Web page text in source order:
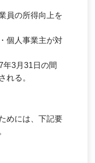
員の所得向上を
個人事業主が対
年3月31日の間
れる。
めには、下記要